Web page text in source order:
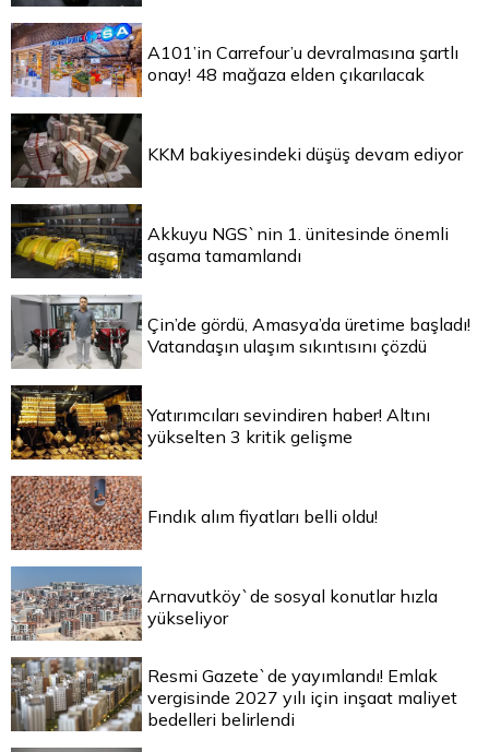
A101’in Carrefour’u devralmasına şartlı
onay! 48 mağaza elden çıkarılacak
KKM bakiyesindeki düşüş devam ediyor
Akkuyu NGS`nin 1. ünitesinde önemli
aşama tamamlandı
Çin’de gördü, Amasya’da üretime başladı!
Vatandaşın ulaşım sıkıntısını çözdü
Yatırımcıları sevindiren haber! Altını
yükselten 3 kritik gelişme
Fındık alım fiyatları belli oldu!
Arnavutköy`de sosyal konutlar hızla
yükseliyor
Resmi Gazete`de yayımlandı! Emlak
vergisinde 2027 yılı için inşaat maliyet
bedelleri belirlendi